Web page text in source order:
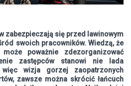
zabezpieczają się przed lawinowym
swoich pracowników. Wiedzą, że
poważnie zdezorganizować
zastępców stanowi nie lada
wizja gorzej zaopatrzonych
zawsze można skrócić łańcuch